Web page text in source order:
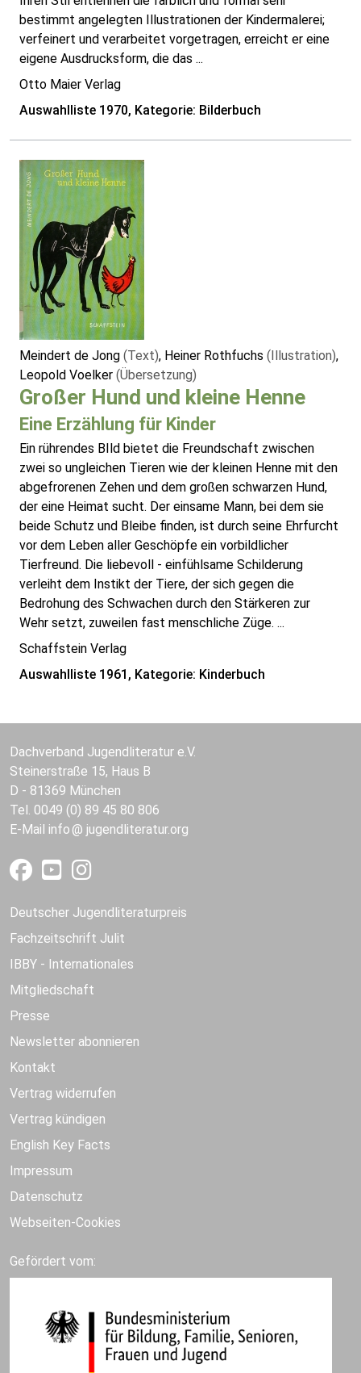
bestimmt angelegten Illustrationen der Kindermalerei;
verfeinert und verarbeitet vorgetragen, erreicht er eine
eigene Ausdrucksform, die das ...
Otto Maier Verlag
Auswahlliste 1970, Kategorie: Bilderbuch
Meindert de Jong (Text), Heiner Rothfuchs (Illustration),
Leopold Voelker (Übersetzung)
Großer Hund und kleine Henne
Eine Erzählung für Kinder
Ein rührendes BIld bietet die Freundschaft zwischen
zwei so ungleichen Tieren wie der kleinen Henne mit den
abgefrorenen Zehen und dem großen schwarzen Hund,
der eine Heimat sucht. Der einsame Mann, bei dem sie
beide Schutz und Bleibe finden, ist durch seine Ehrfurcht
vor dem Leben aller Geschöpfe ein vorbildlicher
Tierfreund. Die liebevoll - einfühlsame Schilderung
verleiht dem Instikt der Tiere, der sich gegen die
Bedrohung des Schwachen durch den Stärkeren zur
Wehr setzt, zuweilen fast menschliche Züge. ...
Schaffstein Verlag
Auswahlliste 1961, Kategorie: Kinderbuch
Dachverband Jugendliteratur e.V.
Steinerstraße 15, Haus B
D - 81369 München
Tel. 0049 (0) 89 45 80 806
E-Mail info jugendliteratur.org
Deutscher Jugendliteraturpreis
Fachzeitschrift Julit
IBBY - Internationales
Mitgliedschaft
Presse
Newsletter abonnieren
Kontakt
Vertrag widerrufen
Vertrag kündigen
English Key Facts
Impressum
Datenschutz
Webseiten-Cookies
Gefördert vom: